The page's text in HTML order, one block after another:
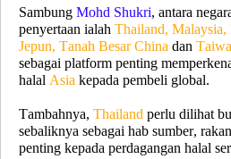
Sambung Mohd Shukri, antara
penyertaan ialah Thailand, Malaysia,
Jepun, Tanah Besar China dan
sebagai platform penting
halal Asia kepada pembeli global.
Tambahnya, Thailand perlu dilihat
sebaliknya sebagai hab sumber,
penting kepada perdagangan halal